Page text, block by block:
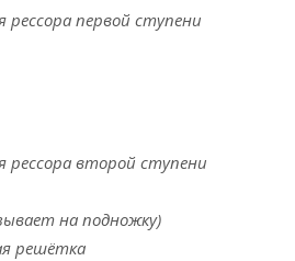
рессора первой ступени
рессора второй ступени
на подножку)
решётка